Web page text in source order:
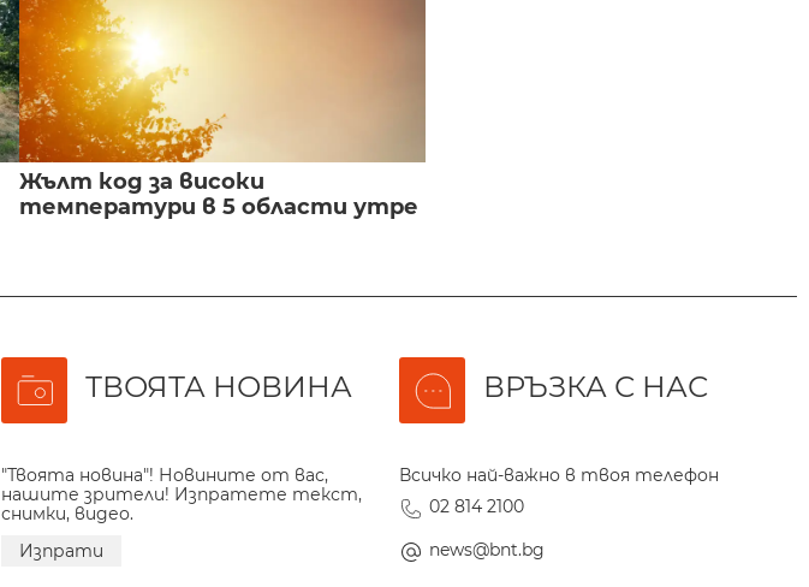
Жълт код за високи
температури в 5 области утре
ТВОЯТА НОВИНА
"Твоята новина"! Новините от вас,
нашите зрители! Изпратете текст,
снимки, видео.
Изпрати
ВРЪЗКА С НАС
Всичко най-важно в твоя телефон
02 814 2100
news@bnt.bg